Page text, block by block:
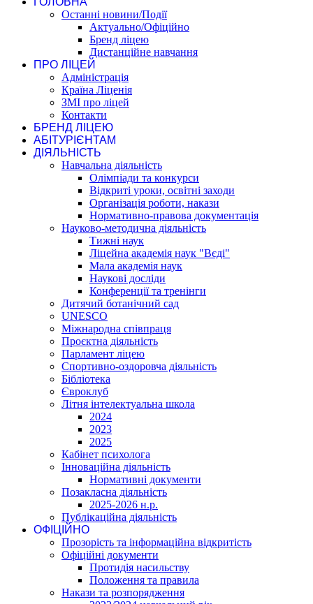
Останні новини/Події
Актуально/Офіційно
Бренд ліцею
Дистанційне навчання
ПРО ЛІЦЕЙ
Адміністрація
Країна Ліценія
ЗМІ про ліцей
Контакти
БРЕНД ЛІЦЕЮ
АБІТУРІЄНТАМ
ДІЯЛЬНІСТЬ
Навчальна діяльність
Олімпіади та конкурси
Відкриті уроки, освітні заходи
Організація роботи, накази
Нормативно-правова документація
Науково-методична діяльність
Тижні наук
Ліцейна академія наук "Вєді"
Мала академія наук
Наукові досліди
Конференції та тренінги
Дитячий ботанічний сад
UNESCO
Міжнародна співпраця
Проєктна діяльність
Парламент ліцею
Спортивно-оздоровча діяльність
Бібліотека
Євроклуб
Літня інтелектуальна школа
2024
2023
2025
Кабінет психолога
Інноваційна діяльність
Нормативні документи
Позакласна діяльність
2025-2026 н.р.
Публікаційна діяльність
ОФІЦІЙНО
Прозорість та інформаційна відкритість
Офіційні документи
Протидія насильству
Положення та правила
Накази та розпорядження